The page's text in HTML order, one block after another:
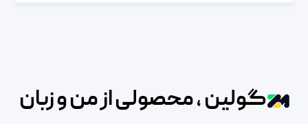
گولین ، محصولی از من و زبان